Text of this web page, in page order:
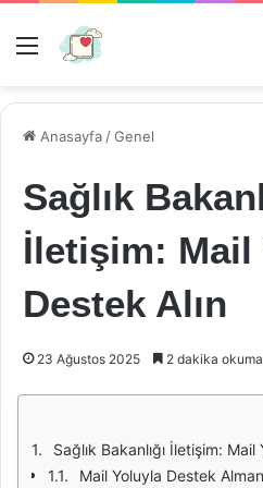
Menü
Anasayfa /Genel
Sağlık
İletişim: Mail
Destek Alın
23 Ağustos 2025 2 dakika
Sağlık Bakanlığı İletişim:
Mail Yoluyla Destek